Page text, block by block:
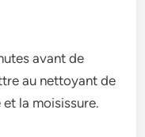
avant de
au nettoyant de
la moisissure.